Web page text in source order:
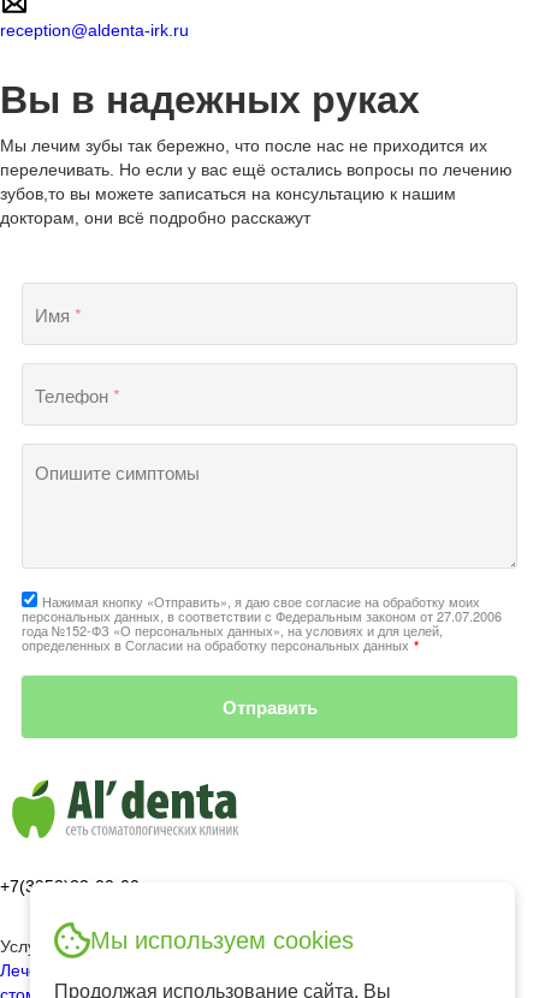
Вы в надежных руках
Мы лечим зубы так бережно, что после нас не приходится их
перелечивать. Но если у вас ещё остались вопросы по лечению
зубов,то вы можете записаться на консультацию к нашим
докторам, они всё подробно расскажут
Имя *
Телефон*
Опишите симптомы
Нажимая кнопку «Отправить», я даю свое согласие на обработку моих
персональных данных, в соответствии с Федеральным законом от 27.07.2006
года №152-ФЗ «О персональных данных», на условиях и для целей,
определенных в Согласии на обработку персональных данных *
Отправить
reception@aldenta-irk.ru
+7(3952)23-00-00
Услуги
Лечение зубов
Мы используем cookies
Продолжая использование сайта, Вы